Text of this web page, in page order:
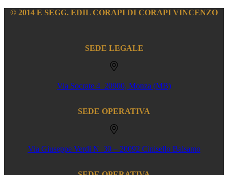
Fiera
© 2014 E SEGG. EDIL CORAPI DI CORAPI VINCENZO
SEDE LEGALE
Via Socrate 4 20900, Monza (MB)
SEDE OPERATIVA
Via Giuseppe Verdi N 30 – 20092 Cinisello Balsamo